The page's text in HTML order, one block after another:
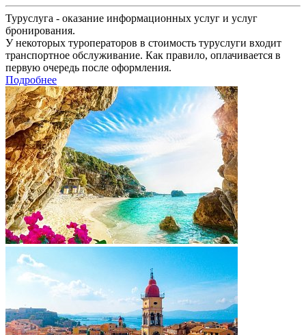
Туруслуга - оказание информационных услуг и услуг
бронирования.
У некоторых туроператоров в стоимость туруслуги входит
транспортное обслуживание. Как правило, оплачивается в
первую очередь после оформления.
Подробнее